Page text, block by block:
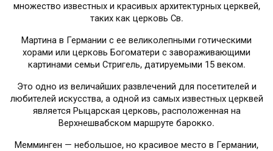
множество известных и красивых архитектурных церквей,
таких как церковь Св.
Мартина в Германии с ее великолепными готическими
хорами или церковь Богоматери с завораживающими
картинами семьи Стригель, датируемыми 15 веком.
Это одно из величайших развлечений для посетителей и
любителей искусства, а одной из самых известных церквей
является Рыцарская церковь, расположенная на
Верхнешвабском маршруте барокко.
Мемминген — небольшое, но красивое место в Германии,